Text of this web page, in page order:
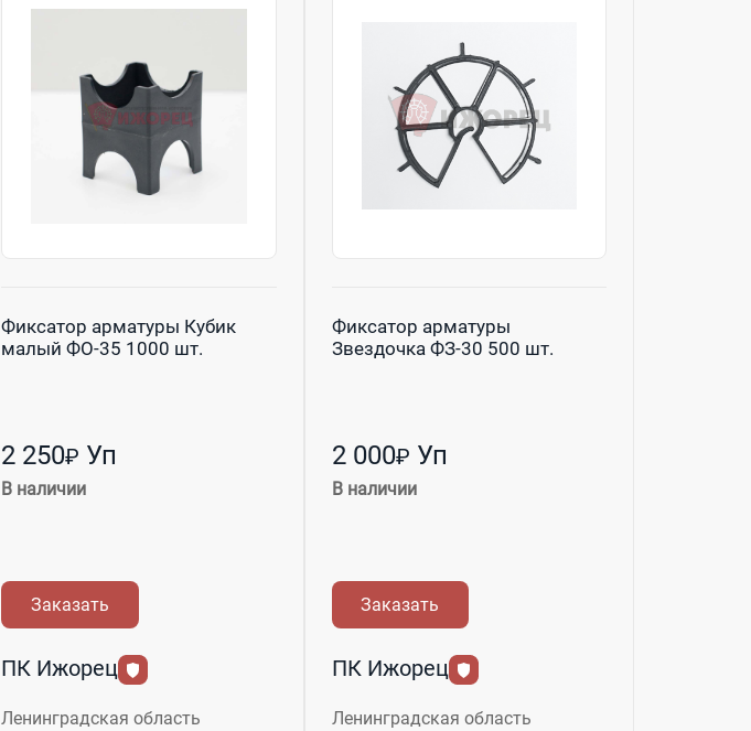
Фиксатор арматуры Кубик
малый ФО-35 1000 шт.
2 250₽ Уп
В наличии
Заказать
ПК Ижорец
Ленинградская область
Фиксатор арматуры
Звездочка ФЗ-30 500 шт.
2 000₽ Уп
В наличии
Заказать
ПК Ижорец
Ленинградская область